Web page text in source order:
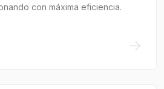
con máxima eficiencia.
->